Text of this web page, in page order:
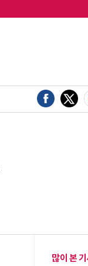
많이 본